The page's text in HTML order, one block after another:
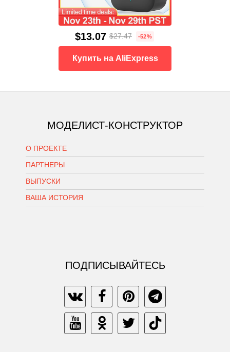
$13.07 $27.47 -52%
Купить на AliExpress
МОДЕЛИСТ-КОНСТРУКТОР
О ПРОЕКТЕ
ПАРТНЕРЫ
ВЫПУСКИ
ВАША ИСТОРИЯ
ПОДПИСЫВАЙТЕСЬ